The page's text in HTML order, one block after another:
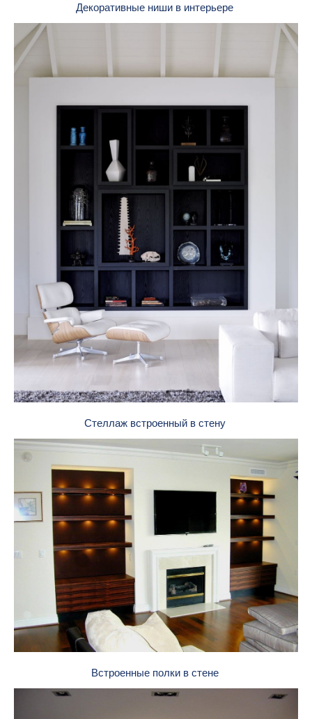
Декоративные ниши в интерьере
Стеллаж встроенный в стену
Встроенные полки в стене